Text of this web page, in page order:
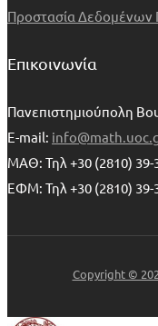
Προστασία
Επικοινωνία
Πανεπιστημιούπολη
E-mail:
ΜΑΘ: Τηλ +30 (2810) 39-
ΕΦΜ: Τηλ +30 (2810) 39-
Copyright ©